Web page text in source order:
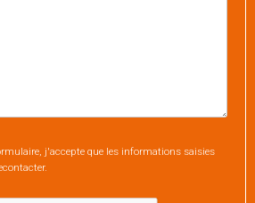
j'accepte que les informations saisies